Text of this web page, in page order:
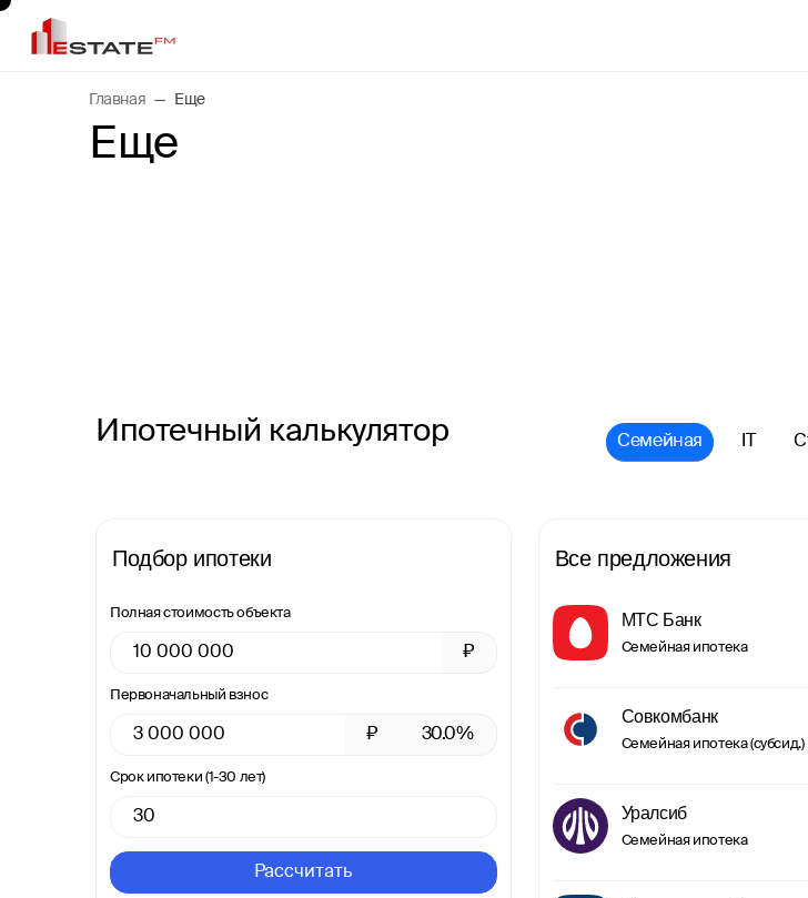
Главная Еще
Еще
Ипотечный калькулятор Семейная
Подбор ипотеки
Полная стоимость объекта
₽
Первоначальный взнос
₽ 30.0%
Срок ипотеки (1-30 лет)
Рассчитать
Все предложения
МТС Банк
Семейная ипотека
Совкомбанк
Семейная ипотека (субсид.)
Уралсиб
Семейная ипотека